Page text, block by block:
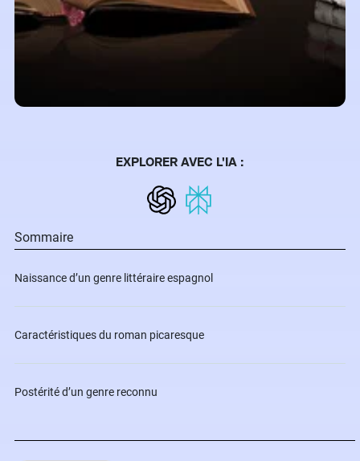
EXPLORER AVEC L'IA :
Sommaire
Naissance d’un genre littéraire espagnol
Caractéristiques du roman picaresque
Postérité d’un genre reconnu